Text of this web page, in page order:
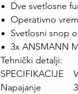
Dve svetlosne
Operativno
Svetlosni snop
3x ANSMANN
Tehnički detalji:
SPECIFIKACIJE
Napajanje